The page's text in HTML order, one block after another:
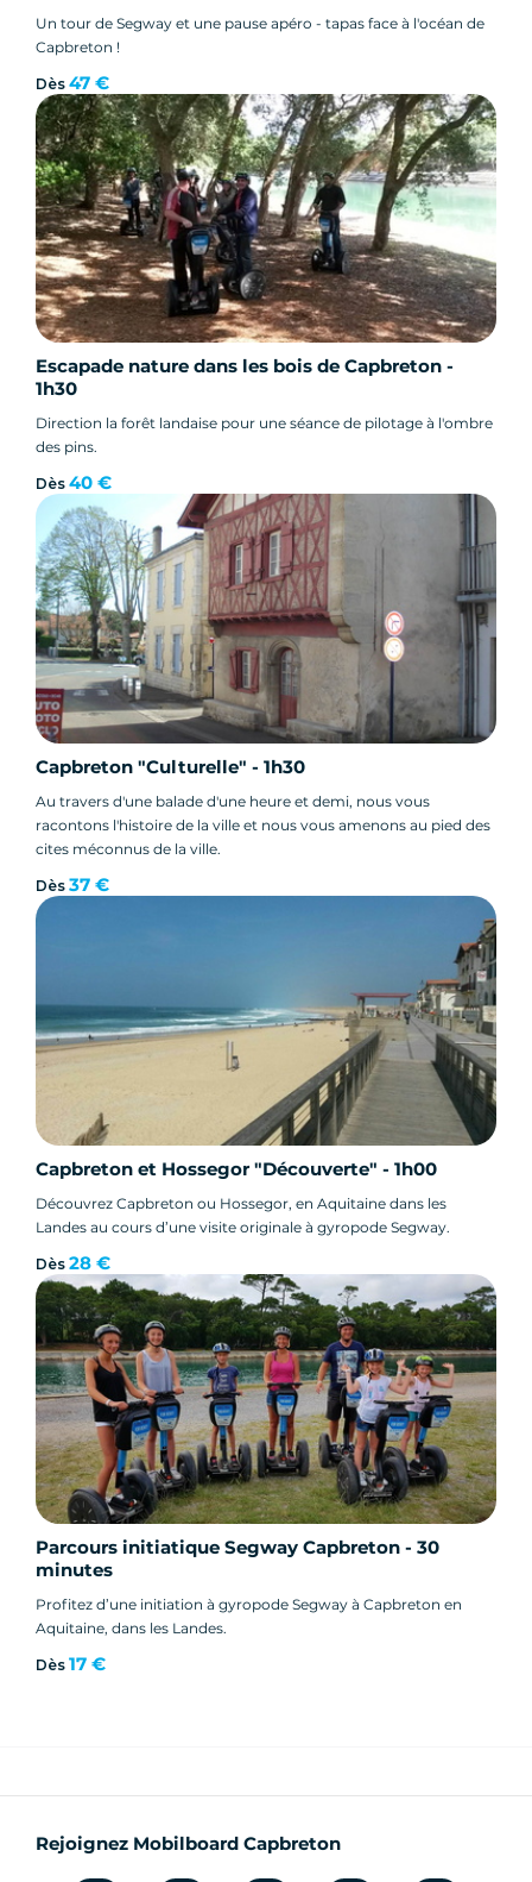
Un tour de Segway et une pause apéro - tapas face à l'océan de
Capbreton !
Dès 47 €
Escapade nature dans les bois de Capbreton -
1h30
Direction la forêt landaise pour une séance de pilotage à l'ombre
des pins.
Dès 40 €
Capbreton "Culturelle" - 1h30
Au travers d'une balade d'une heure et demi, nous vous
racontons l'histoire de la ville et nous vous amenons au pied des
cites méconnus de la ville.
Dès 37 €
Capbreton et Hossegor "Découverte" - 1h00
Découvrez Capbreton ou Hossegor, en Aquitaine dans les
Landes au cours d’une visite originale à gyropode Segway.
Dès 28 €
Parcours initiatique Segway Capbreton - 30
minutes
Profitez d’une initiation à gyropode Segway à Capbreton en
Aquitaine, dans les Landes.
Dès 17 €
Rejoignez Mobilboard Capbreton